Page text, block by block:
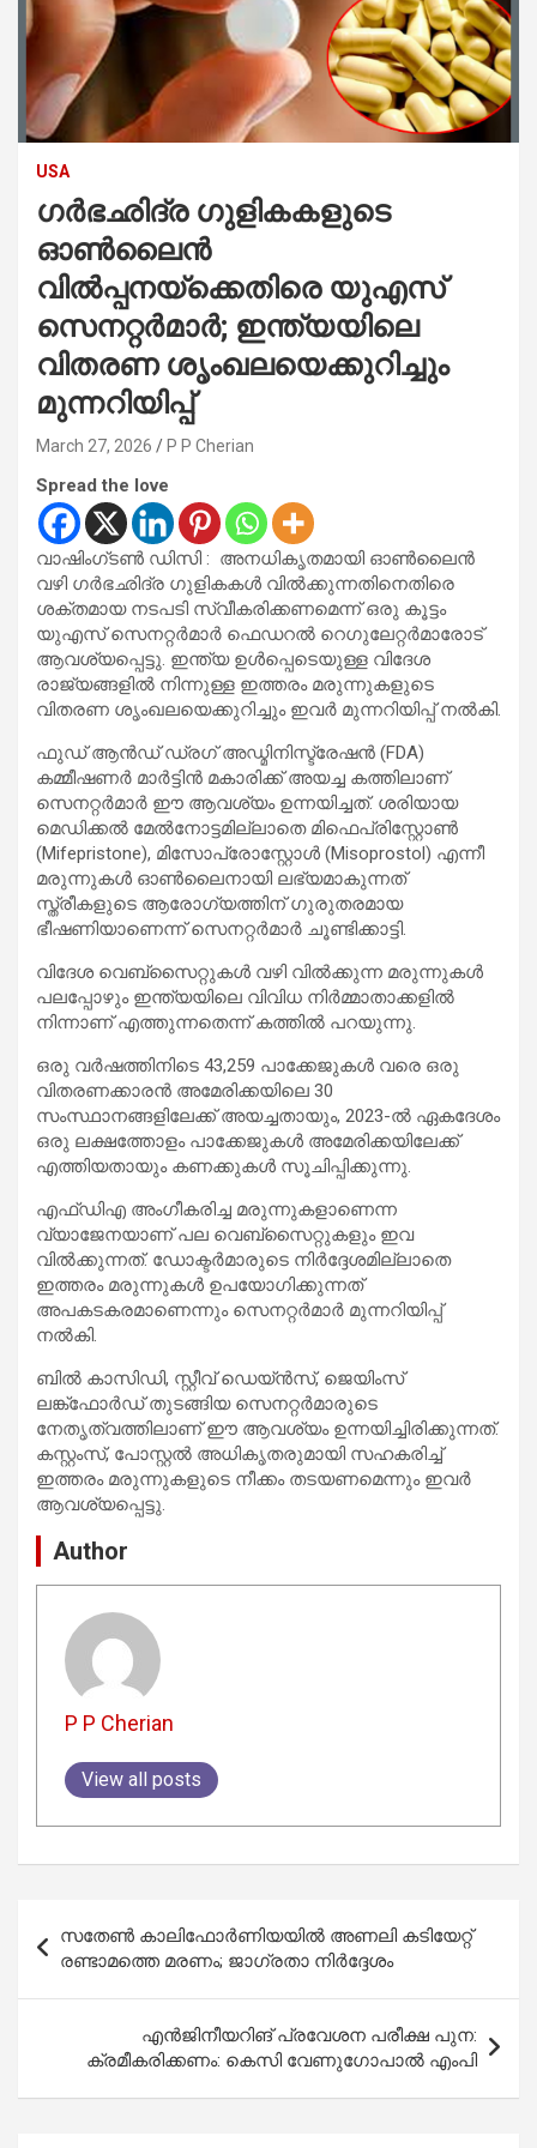
USA
ഗർഭഛിദ്ര ഗുളികകളുടെ
ഓൺലൈൻ
വിൽപ്പനയ്‌ക്കെതിരെ യുഎസ്
സെനറ്റർമാർ; ഇന്ത്യയിലെ
വിതരണ ശൃംഖലയെക്കുറിച്ചും
മുന്നറിയിപ്പ്
March 27, 2026 P P Cherian
Spread the love
വാഷിംഗ്ടൺ ഡിസി : അനധികൃതമായി ഓൺലൈൻ
വഴി ഗർഭഛിദ്ര ഗുളികകൾ വിൽക്കുന്നതിനെതിരെ
ശക്തമായ നടപടി സ്വീകരിക്കണമെന്ന് ഒരു കൂട്ടം
യുഎസ് സെനറ്റർമാർ ഫെഡറൽ റെഗുലേറ്റർമാരോട്
ആവശ്യപ്പെട്ടു. ഇന്ത്യ ഉൾപ്പെടെയുള്ള വിദേശ
രാജ്യങ്ങളിൽ നിന്നുള്ള ഇത്തരം മരുന്നുകളുടെ
വിതരണ ശൃംഖലയെക്കുറിച്ചും ഇവർ മുന്നറിയിപ്പ് നൽകി.
ഫുഡ് ആൻഡ് ഡ്രഗ് അഡ്മിനിസ്ട്രേഷൻ (FDA)
കമ്മീഷണർ മാർട്ടിൻ മകാരിക്ക് അയച്ച കത്തിലാണ്
സെനറ്റർമാർ ഈ ആവശ്യം ഉന്നയിച്ചത്. ശരിയായ
മെഡിക്കൽ മേൽനോട്ടമില്ലാതെ മിഫെപ്രിസ്റ്റോൺ
(Mifepristone), മിസോപ്രോസ്റ്റോൾ (Misoprostol) എന്നീ
മരുന്നുകൾ ഓൺലൈനായി ലഭ്യമാകുന്നത്
സ്ത്രീകളുടെ ആരോഗ്യത്തിന് ഗുരുതരമായ
ഭീഷണിയാണെന്ന് സെനറ്റർമാർ ചൂണ്ടിക്കാട്ടി.
വിദേശ വെബ്സൈറ്റുകൾ വഴി വിൽക്കുന്ന മരുന്നുകൾ
പലപ്പോഴും ഇന്ത്യയിലെ വിവിധ നിർമ്മാതാക്കളിൽ
നിന്നാണ് എത്തുന്നതെന്ന് കത്തിൽ പറയുന്നു.
ഒരു വർഷത്തിനിടെ 43,259 പാക്കേജുകൾ വരെ ഒരു
വിതരണക്കാരൻ അമേരിക്കയിലെ 30
സംസ്ഥാനങ്ങളിലേക്ക് അയച്ചതായും, 2023-ൽ ഏകദേശം
ഒരു ലക്ഷത്തോളം പാക്കേജുകൾ അമേരിക്കയിലേക്ക്
എത്തിയതായും കണക്കുകൾ സൂചിപ്പിക്കുന്നു.
എഫ്ഡിഎ അംഗീകരിച്ച മരുന്നുകളാണെന്ന
വ്യാജേനയാണ് പല വെബ്സൈറ്റുകളും ഇവ
വിൽക്കുന്നത്. ഡോക്ടർമാരുടെ നിർദ്ദേശമില്ലാതെ
ഇത്തരം മരുന്നുകൾ ഉപയോഗിക്കുന്നത്
അപകടകരമാണെന്നും സെനറ്റർമാർ മുന്നറിയിപ്പ്
നൽകി.
ബിൽ കാസിഡി, സ്റ്റീവ് ഡെയ്ൻസ്, ജെയിംസ്
ലങ്ക്ഫോർഡ് തുടങ്ങിയ സെനറ്റർമാരുടെ
നേതൃത്വത്തിലാണ് ഈ ആവശ്യം ഉന്നയിച്ചിരിക്കുന്നത്.
കസ്റ്റംസ്, പോസ്റ്റൽ അധികൃതരുമായി സഹകരിച്ച്
ഇത്തരം മരുന്നുകളുടെ നീക്കം തടയണമെന്നും ഇവർ
ആവശ്യപ്പെട്ടു.
Author
P P Cherian
View all posts
navigation
സതേൺ കാലിഫോർണിയയിൽ അണലി കടിയേറ്റ്
രണ്ടാമത്തെ മരണം; ജാഗ്രതാ നിർദ്ദേശം
എൻജിനീയറിങ് പ്രവേശന പരീക്ഷ പുന:
ക്രമീകരിക്കണം: കെസി വേണുഗോപാൽ എംപി